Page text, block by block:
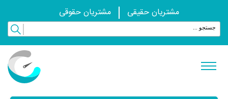
مشتریان حقیقی مشتریان حقوقی